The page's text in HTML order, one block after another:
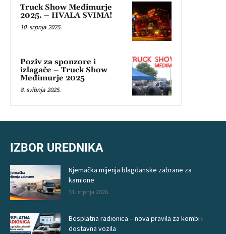
Truck Show Međimurje
2025. – HVALA SVIMA!
10. srpnja 2025.
Poziv za sponzore i
izlagače – Truck Show
Međimurje 2025
8. svibnja 2025.
IZBOR UREDNIKA
Njemačka mijenja blagdanske zabrane za
kamione
31. srpnja 2026.
Besplatna radionica – nova pravila za kombi i
dostavna vozila